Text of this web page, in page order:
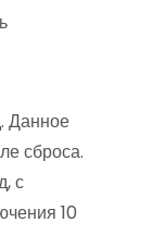
Данное
сброса.
с
10